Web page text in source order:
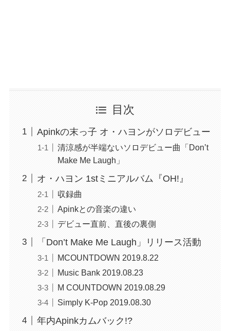
目次
Apinkの末っ子 オ・ハヨンがソロデビュー
清涼感が半端ないソロデビュー曲「Don’t
Make Me Laugh」
オ・ハヨン 1stミニアルバム『OH!』
収録曲
Apinkとの音楽の違い
デビュー直前、直後の裏側
「Don’t Make Me Laugh」リリース活動
MCOUNTDOWN 2019.8.22
Music Bank 2019.08.23
M COUNTDOWN 2019.08.29
Simply K-Pop 2019.08.30
年内Apinkカムバック!?